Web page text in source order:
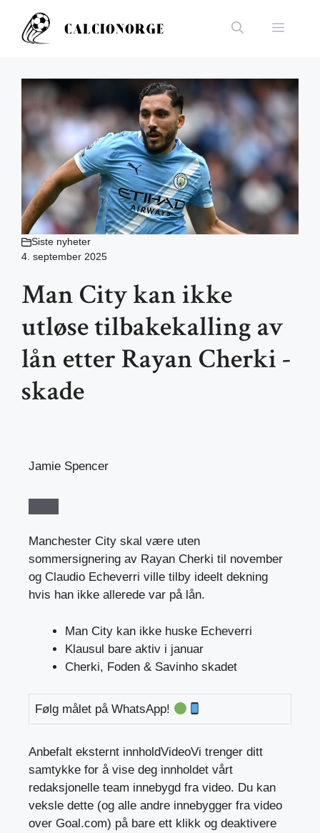
innhold
Meny
Siste nyheter
4. september 2025
Man City kan ikke
utløse tilbakekalling av
lån etter Rayan Cherki -
skade
Jamie Spencer
Manchester City skal være uten
sommersignering av Rayan Cherki til november
og Claudio Echeverri ville tilby ideelt dekning
hvis han ikke allerede var på lån.
Man City kan ikke huske Echeverri
Klausul bare aktiv i januar
Cherki, Foden & Savinho skadet
Følg målet på WhatsApp!
Anbefalt eksternt innholdVideoVi trenger ditt
samtykke for å vise deg innholdet vårt
redaksjonelle team innebygd fra video. Du kan
veksle dette (og alle andre innebygger fra video
over Goal.com) på bare ett klikk og deaktivere